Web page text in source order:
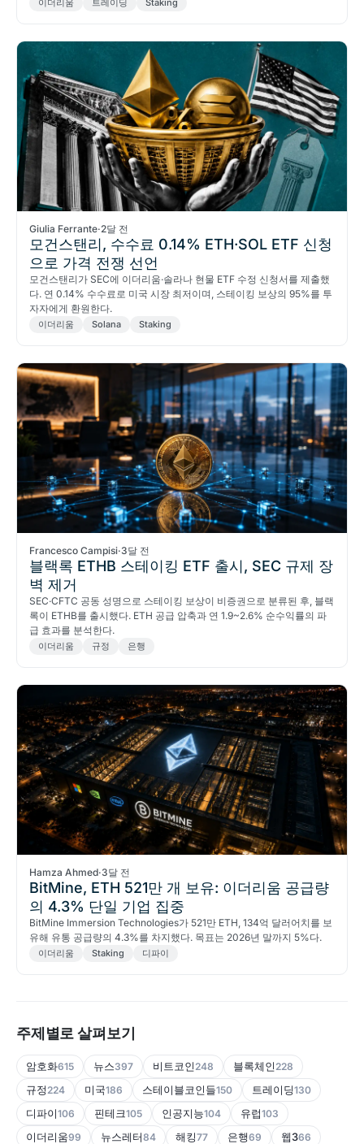
이더리움 트레이딩 Staking
Giulia Ferrante·2달 전
모건스탠리, 수수료 0.14% ETH·SOL ETF 신청
으로 가격 전쟁 선언
모건스탠리가 SEC에 이더리움·솔라나 현물 ETF 수정 신청서를 제출했
다. 연 0.14% 수수료로 미국 시장 최저이며, 스테이킹 보상의 95%를 투
자자에게 환원한다.
이더리움 Solana Staking
Francesco Campisi·3달 전
블랙록 ETHB 스테이킹 ETF 출시, SEC 규제 장
벽 제거
SEC·CFTC 공동 성명으로 스테이킹 보상이 비증권으로 분류된 후, 블랙
록이 ETHB를 출시했다. ETH 공급 압축과 연 1.9~2.6% 순수익률의 파
급 효과를 분석한다.
이더리움 규정 은행
Hamza Ahmed·3달 전
BitMine, ETH 521만 개 보유: 이더리움 공급량
의 4.3% 단일 기업 집중
BitMine Immersion Technologies가 521만 ETH, 134억 달러어치를 보
유해 유통 공급량의 4.3%를 차지했다. 목표는 2026년 말까지 5%다.
이더리움 Staking 디파이
주제별로 살펴보기
암호화615 뉴스397 비트코인 248 블록체인 228
규정 224 미국186 스테이블코인들150 트레이딩130
디파이106 핀테크105 인공지능104 유럽103
이더리움99 뉴스레터84 해킹77 은행69 웹366